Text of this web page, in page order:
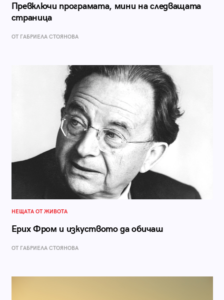
Превключи програмата, мини на следващата
страница
ОТ ГАБРИЕЛА СТОЯНОВА
НЕЩАТА ОТ ЖИВОТА
Ерих Фром и изкуството да обичаш
ОТ ГАБРИЕЛА СТОЯНОВА